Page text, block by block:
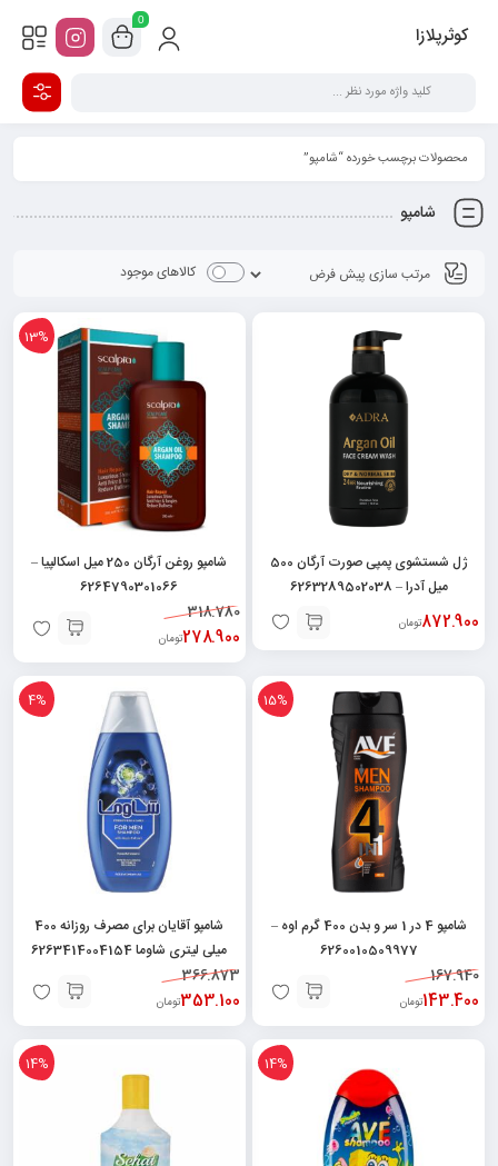
کوثرپلازا
0
محصولات برچسب خورده “شامپو”
شامپو
کالاهای موجود
ژل شستشوی پمپی صورت آرگان 500
میل آدرا – 6263289502038
872.900تومان
13%
شامپو روغن آرگان 250 میل اسکالپیا –
6264790301066
318.780
278.900تومان
15%
شامپو 4 در 1 سر و بدن 400 گرم اوه –
6260010509977
167.940
143.400تومان
4%
شامپو آقایان برای مصرف روزانه 400
میلی لیتری شاوما 6263414004154
366.873
353.100تومان
14%
14%